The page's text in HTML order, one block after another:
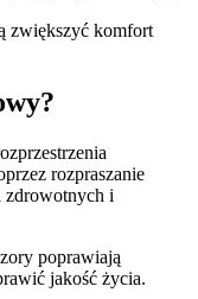
zwiększyć komfort
rozpraszanie
zdrowotnych i
poprawiają
jakość życia.